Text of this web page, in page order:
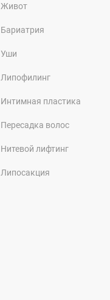
Живот
Бариатрия
Уши
Липофилинг
Интимная пластика
Пересадка волос
Нитевой лифтинг
Липосакция